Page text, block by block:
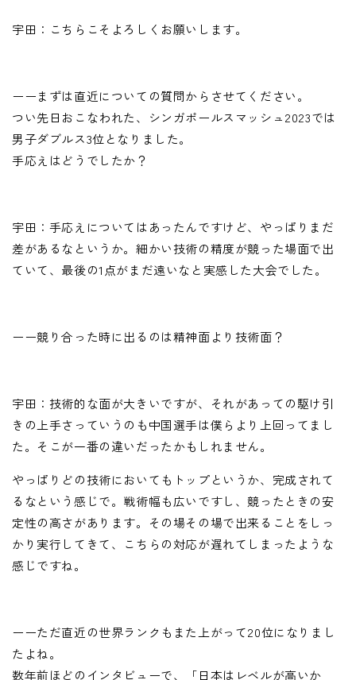
宇田：こちらこそよろしくお願いします。
ーーまずは直近についての質問からさせてください。
つい先日おこなわれた、シンガポールスマッシュ2023では
男子ダブルス3位となりました。
手応えはどうでしたか？
宇田：手応えについてはあったんですけど、やっぱりまだ
差があるなというか。細かい技術の精度が競った場面で出
ていて、最後の1点がまだ遠いなと実感した大会でした。
ーー競り合った時に出るのは精神面より技術面？
宇田：技術的な面が大きいですが、それがあっての駆け引
きの上手さっていうのも中国選手は僕らより上回ってまし
た。そこが一番の違いだったかもしれません。
やっぱりどの技術においてもトップというか、完成されて
るなという感じで。戦術幅も広いですし、競ったときの安
定性の高さがあります。その場その場で出来ることをしっ
かり実行してきて、こちらの対応が遅れてしまったような
感じですね。
ーーただ直近の世界ランクもまた上がって20位になりまし
たよね。
数年前ほどのインタビューで、「日本はレベルが高いか